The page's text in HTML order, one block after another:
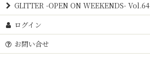
GLITTER -OPEN ON WEEKENDS- Vol.64
ログイン
お問い合せ